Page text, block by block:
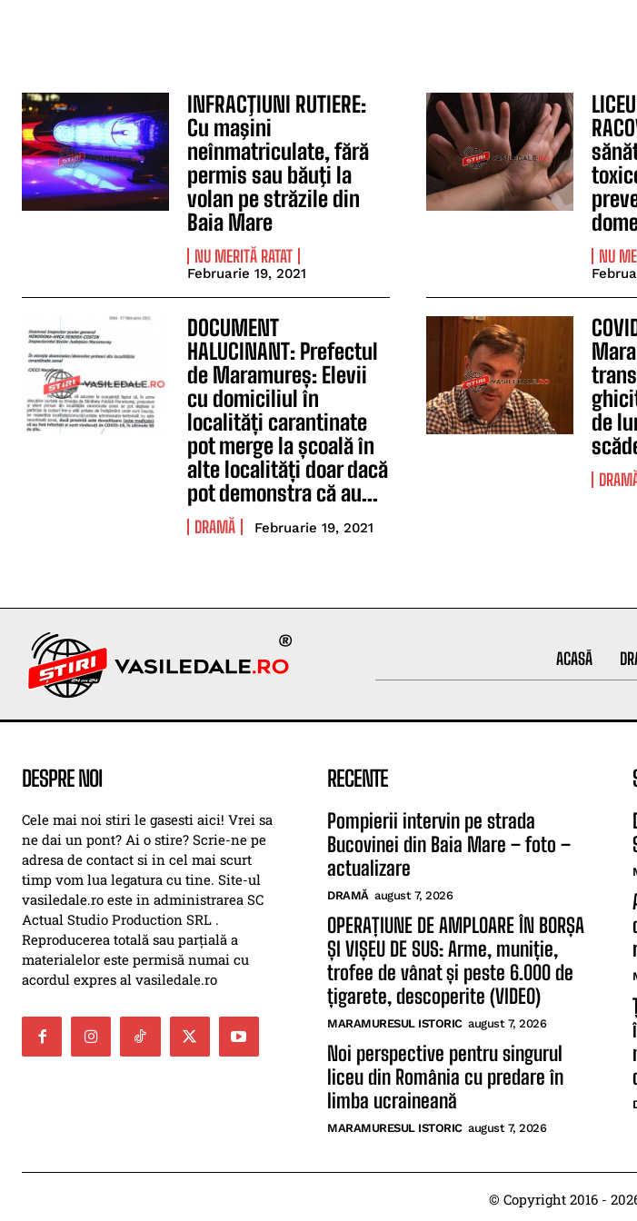
INFRACŢIUNI RUTIERE:
Cu maşini
neînmatriculate, fără
permis sau băuţi la
volan pe străzile din
Baia Mare
NU MERITĂ RATAT
Februarie 19, 2021
NU
DOCUMENT
HALUCINANT: Prefectul
de Maramureș: Elevii
cu domiciliul în
localități carantinate
pot merge la școală în
alte localități doar dacă
pot demonstra că au...
DRAMĂ Februarie 19, 2021
de
ACASĂ
DESPRE NOI
Cele mai noi stiri le gasesti aici! Vrei sa
ne dai un pont? Ai o stire? Scrie-ne pe
adresa de contact si in cel mai scurt
timp vom lua legatura cu tine. Site-ul
vasiledale.ro este in administrarea SC
Actual Studio Production SRL .
Reproducerea totală sau parțială a
materialelor este permisă numai cu
acordul expres al vasiledale.ro
RECENTE
Pompierii intervin pe strada
Bucovinei din Baia Mare – foto –
actualizare
DRAMĂ august 7, 2026
OPERAȚIUNE DE AMPLOARE ÎN BORȘA
ȘI VIȘEU DE SUS: Arme, muniție,
trofee de vânat și peste 6.000 de
țigarete, descoperite (VIDEO)
MARAMURESUL ISTORIC august 7, 2026
Noi perspective pentru singurul
liceu din România cu predare în
limba ucraineană
MARAMURESUL ISTORIC august 7, 2026
© Copyright 2016 -